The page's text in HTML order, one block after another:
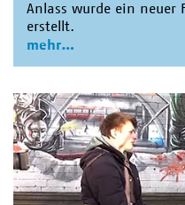
Anlass wurde ein neuer
erstellt.
mehr